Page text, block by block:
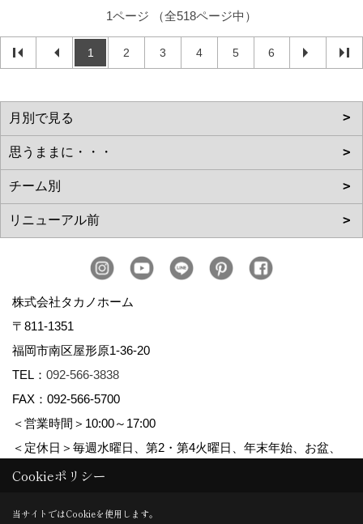
1ページ （全518ページ中）
1 2 3 4 5 6
株式会社タカノホーム
〒811-1351
福岡市南区屋形原1-36-20
TEL： 092-566-3838
FAX：092-566-5700
＜営業時間＞10:00～17:00
＜定休日＞毎週水曜日、第2・第4火曜日、年末年始、お盆、
ゴールデンウィーク、夏季休暇
Cookieポリシー
当サイトではCookieを使用します。